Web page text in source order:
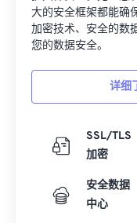
大的安全框架都能确
加密技术、安全的数
您的数据安全。
详细
SSL/TLS
加密
安全数据
中心